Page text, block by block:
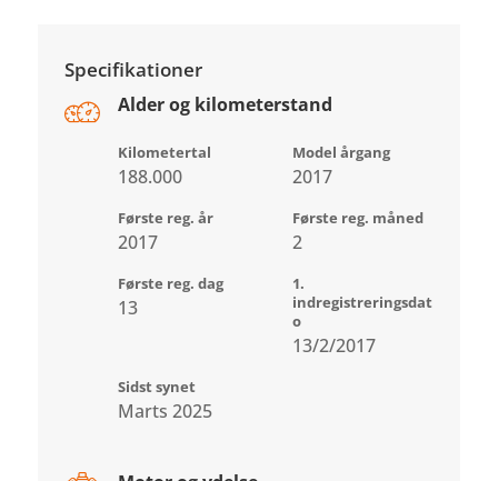
Specifikationer
Alder og kilometerstand
Kilometertal
188.000
Model årgang
2017
Første reg. år
2017
Første reg. måned
2
Første reg. dag
13
1.
indregistreringsdat
o
13/2/2017
Sidst synet
Marts 2025